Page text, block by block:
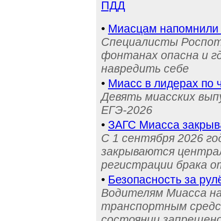
ПДД
• Миасцам напомнили
Специалисты
фонтанах опасна и
навредить себе
• Миасс в лидерах по
Девять миасских
ЕГЭ-2026
• ЗАГС Миасса
С 1 сентября 2026
закрываются
регистрации брака
• Безопасность за
Водителям Миасса
транспортным